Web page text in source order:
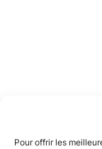
Pour offrir les